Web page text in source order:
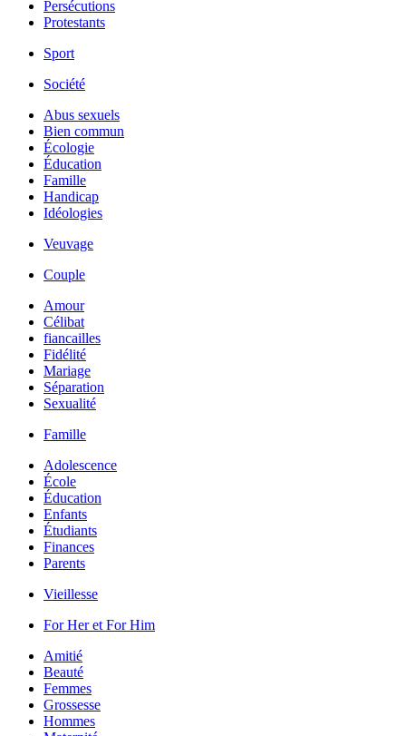
Persécutions
Protestants
Sport
Société
Abus sexuels
Bien commun
Écologie
Éducation
Famille
Handicap
Idéologies
Veuvage
Couple
Amour
Célibat
fiancailles
Fidélité
Mariage
Séparation
Sexualité
Famille
Adolescence
École
Éducation
Enfants
Étudiants
Finances
Parents
Vieillesse
For Her et For Him
Amitié
Beauté
Femmes
Grossesse
Hommes